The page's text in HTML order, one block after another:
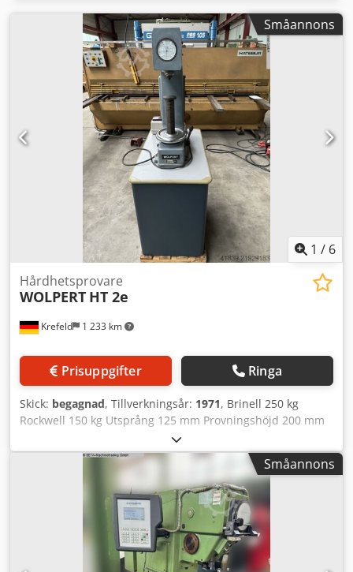
Småannons
1 / 6
Krefeld 1 233 km
Hårdhetsprovare
WOLPERT HT 2e
Prisuppgifter Ringa
Skick: begagnad, Tillverkningsår: 1971, Brinell 250 kg
Rockwell 150 kg Utsprång 125 mm Provningshöjd 200 mm
Cjdpjy Sih Uefx Aitjrf Maskinvikt ca 0,07 t Platsbehov ca 650
x 530 x 1550 mm Provningar enligt Rockwell-, Vickers- och
Brinell-metoden. Detta är en begagnad enhet, därför säljer
vi utan någon som helst garanti.
Småannons